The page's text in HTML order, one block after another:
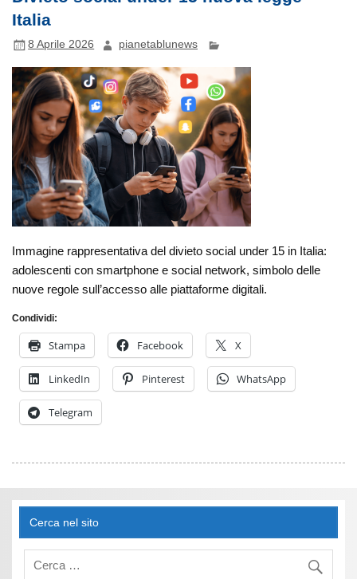
Italia
8 Aprile 2026 pianetablunews
Immagine rappresentativa del divieto social under 15 in Italia:
adolescenti con smartphone e social network, simbolo delle
nuove regole sull’accesso alle piattaforme digitali.
Condividi:
Stampa Facebook X
LinkedIn Pinterest WhatsApp
Telegram
Cerca nel sito